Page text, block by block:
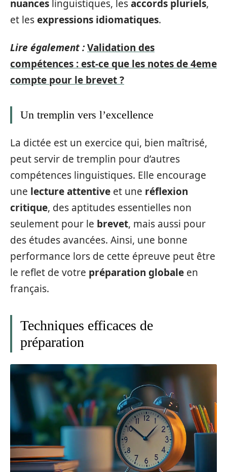
nuances linguistiques, lesaccords pluriels,
et lesexpressions idiomatiques.
Lire également :Validation des
compétences : est-ce que les notes de 4eme
compte pour le brevet ?
Un tremplin vers l’excellence
La dictée est un exercice qui, bien maîtrisé,
peut servir de tremplin pour d’autres
compétences linguistiques. Elle encourage
une lecture attentive et une réflexion
critique, des aptitudes essentielles non
seulement pour le brevet, mais aussi pour
des études avancées. Ainsi, une bonne
performance lors de cette épreuve peut être
le reflet de votre préparation globale en
français.
Techniques efficaces de
préparation